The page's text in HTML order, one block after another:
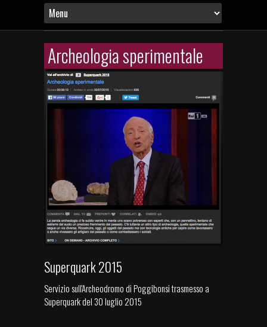
Archeologia sperimentale
Superquark 2015
Servizio sull'Archeodromo di Poggibonsi trasmesso a
Superquark del 30 luglio 2015